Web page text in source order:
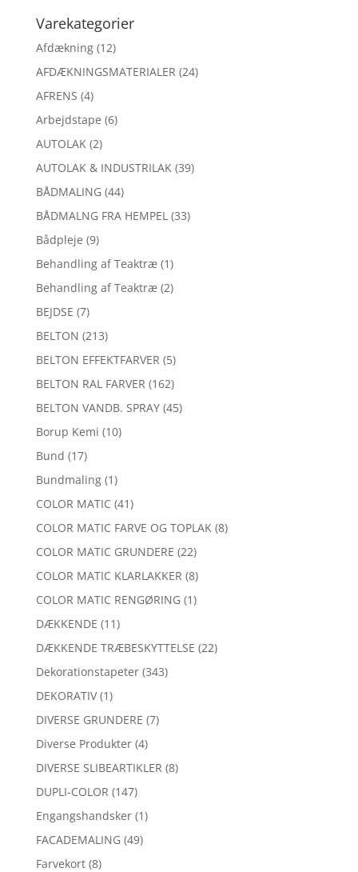
Varekategorier
Afdækning (12)
AFDÆKNINGSMATERIALER (24)
AFRENS (4)
Arbejdstape (6)
AUTOLAK (2)
AUTOLAK & INDUSTRILAK (39)
BÅDMALING (44)
BÅDMALNG FRA HEMPEL (33)
Bådpleje (9)
Behandling af Teaktræ (1)
Behandling af Teaktræ (2)
BEJDSE (7)
BELTON (213)
BELTON EFFEKTFARVER (5)
BELTON RAL FARVER (162)
BELTON VANDB. SPRAY (45)
Borup Kemi (10)
Bund (17)
Bundmaling (1)
COLOR MATIC (41)
COLOR MATIC FARVE OG TOPLAK (8)
COLOR MATIC GRUNDERE (22)
COLOR MATIC KLARLAKKER (8)
COLOR MATIC RENGØRING (1)
DÆKKENDE (11)
DÆKKENDE TRÆBESKYTTELSE (22)
Dekorationstapeter (343)
DEKORATIV (1)
DIVERSE GRUNDERE (7)
Diverse Produkter (4)
DIVERSE SLIBEARTIKLER (8)
DUPLI-COLOR (147)
Engangshandsker (1)
FACADEMALING (49)
Farvekort (8)